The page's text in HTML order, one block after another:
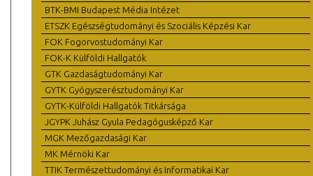
BTK-BMI Budapest Média Intézet
ETSZK Egészségtudományi és Szociális Képzési Kar
FOK Fogorvostudományi Kar
FOK-K Külföldi Hallgatók
GTK Gazdaságtudományi Kar
GYTK Gyógyszerésztudományi Kar
GYTK-Külföldi Hallgatók Titkársága
JGYPK Juhász Gyula Pedagógusképző Kar
MGK Mezőgazdasági Kar
MK Mérnöki Kar
TTIK Természettudományi és Informatikai Kar